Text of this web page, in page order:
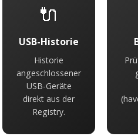
🔌
USB-Historie
Historie
angeschlossener
USB-Geräte
direkt aus der
Registry.